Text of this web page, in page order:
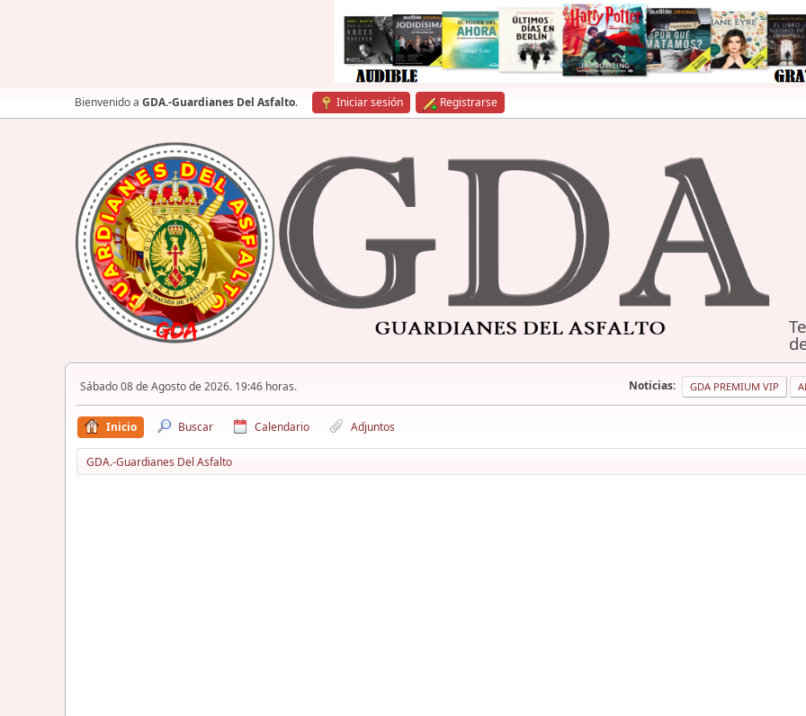
Bienvenido a GDA.-Guardianes Del Asfalto. Iniciar sesión Registrarse
Sábado 08 de Agosto de 2026. 19:46 horas. Noticias: GDA PREMIUM VIP
Inicio Buscar Calendario Adjuntos
GDA.-Guardianes Del Asfalto